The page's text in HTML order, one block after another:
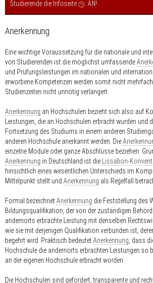
Studierende die Infoseite
AN!
Anerkennung
Eine wichtige Voraussetzung für die nationale und
von Studierenden ist die möglichst umfassende
und Prüfungsleistungen im nationalen und
erworbene Kompetenzen werden somit nicht
Studienzeiten nicht unnötig verlängert.
Anerkennung an Hochschulen bezieht sich also auf
Leistungen, die an Hochschulen erbracht wurden und
Fortsetzung des Studiums in einem anderen
anderen Hochschule anerkannt werden. Die
einzelne Module oder ganze Abschlüsse beziehen.
Anerkennung in Deutschland ist die Lissabon-
hinsichtlich eines wesentlichen Unterschieds im
Mittelpunkt stellt und Anerkennung als Regelfall
Formal bezeichnetAnerkennung die Feststellung des
Bildungsqualifikation, der von der zuständigen
andernorts erbrachte Leistung mit denselben
wie sie mit derjenigen Qualifikation verbunden ist,
begehrt wird. Praktisch bedeutetAnerkennung , dass
Hochschule die andernorts erbrachten Leistungen so
an der eigenen Hochschule erbracht worden.
Die Hochschulen sind gefordert, transparente und